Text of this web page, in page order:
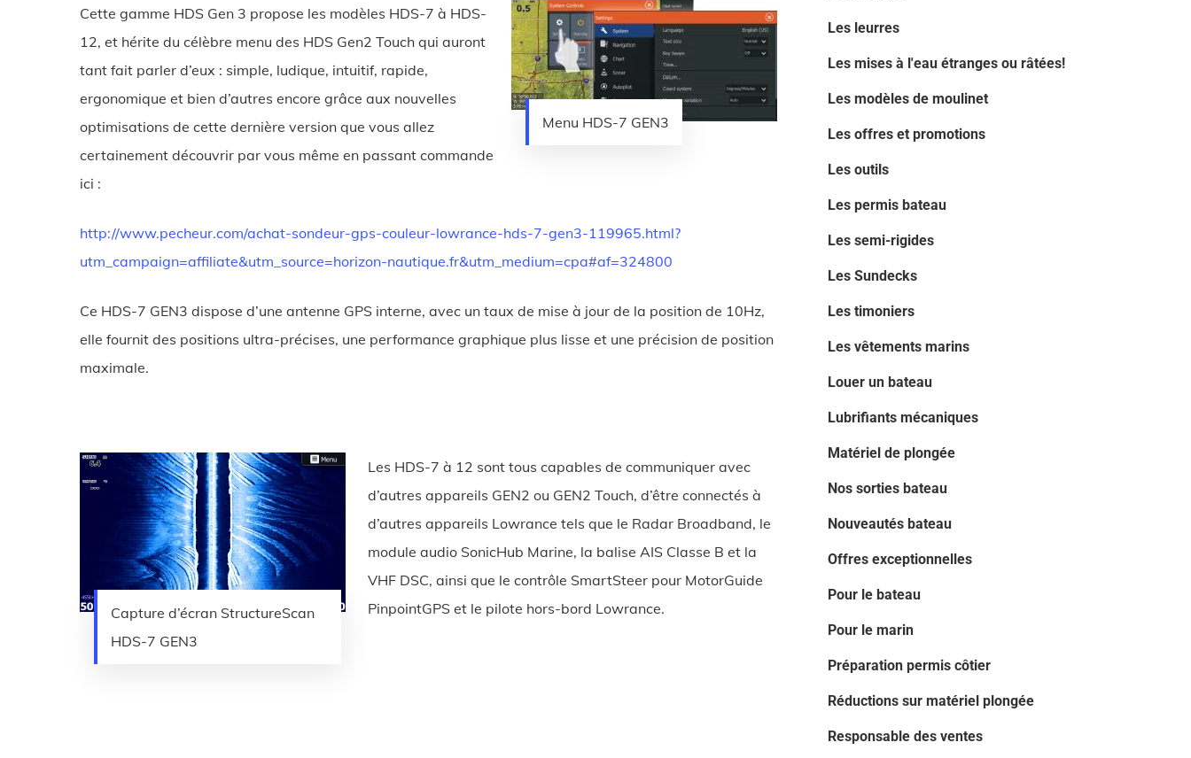
Menu HDS-7 GEN3
Cette gamme HDS Gen 3 propose les modèles HDS-7 à HDS-
12, et hérite du célèbre menu des HDS Gen2 Touch qui auront
tant fait parler d’eux : simple, ludique, intuitif, rapide,
ergonomique et bien d’autres encore grâce aux nouvelles
optimisations de cette dernière version que vous allez
certainement découvrir par vous même en passant commande
ici :
http://www.pecheur.com/achat-sondeur-gps-couleur-lowrance-hds-7-gen3-119965.html?
utm_campaign=affiliate&utm_source=horizon-nautique.fr&utm_medium=cpa#af=324800
Ce HDS-7 GEN3 dispose d’une antenne GPS interne, avec un taux de mise à jour de la position de 10Hz,
elle fournit des positions ultra-précises, une performance graphique plus lisse et une précision de position
maximale.
Capture d’écran StructureScan
HDS-7 GEN3
Les HDS-7 à 12 sont tous capables de communiquer avec
d’autres appareils GEN2 ou GEN2 Touch, d’être connectés à
d’autres appareils Lowrance tels que le Radar Broadband, le
module audio SonicHub Marine, la balise AIS Classe B et la
VHF DSC, ainsi que le contrôle SmartSteer pour MotorGuide
PinpointGPS et le pilote hors-bord Lowrance.
Les leurres
Les mises à l'eau étranges ou râtées!
Les modèles de moulinet
Les offres et promotions
Les outils
Les permis bateau
Les semi-rigides
Les Sundecks
Les timoniers
Les vêtements marins
Louer un bateau
Lubrifiants mécaniques
Matériel de plongée
Nos sorties bateau
Nouveautés bateau
Offres exceptionnelles
Pour le bateau
Pour le marin
Préparation permis côtier
Réductions sur matériel plongée
Responsable des ventes